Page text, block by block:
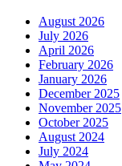
August 2026
July 2026
April 2026
February 2026
January 2026
December 2025
November 2025
October 2025
August 2024
July 2024